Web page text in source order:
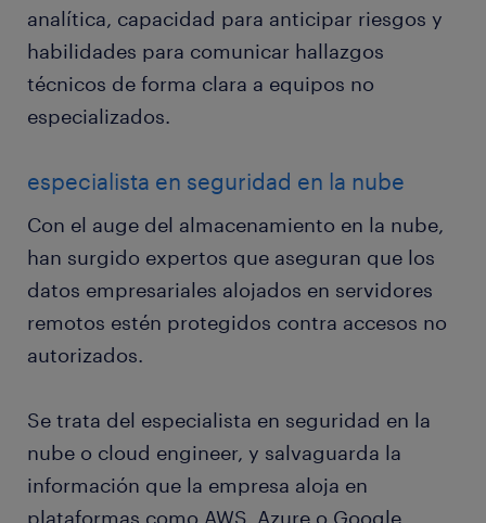
analítica, capacidad para anticipar riesgos y
habilidades para comunicar hallazgos
técnicos de forma clara a equipos no
especializados.
especialista en seguridad en la nube
Con el auge del almacenamiento en la nube,
han surgido expertos que aseguran que los
datos empresariales alojados en servidores
remotos estén protegidos contra accesos no
autorizados.
Se trata del especialista en seguridad en la
nube o cloud engineer, y salvaguarda la
información que la empresa aloja en
plataformas como AWS, Azure o Google